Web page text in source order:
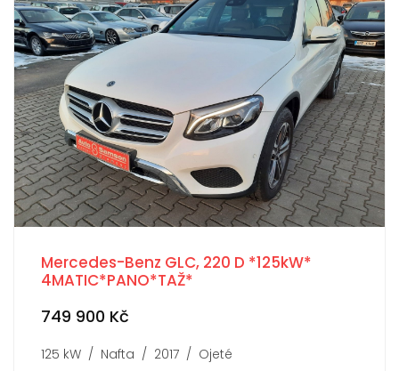
Mercedes-Benz GLC, 220 D *125kW*
4MATIC*PANO*TAŽ*
749 900 Kč
125 kW / Nafta / 2017 / Ojeté